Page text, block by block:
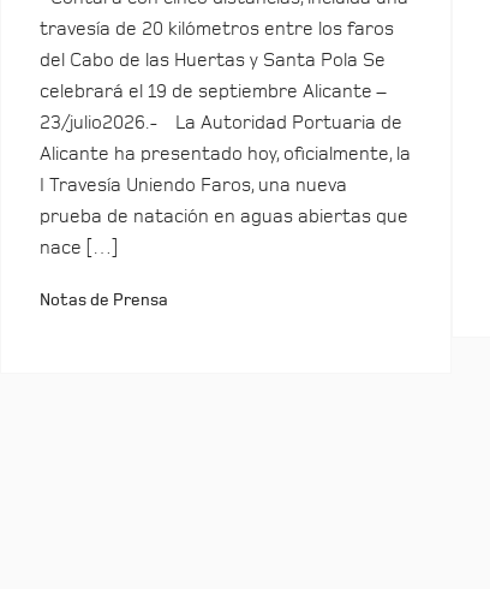
travesía de 20 kilómetros entre los faros
del Cabo de las Huertas y Santa Pola Se
celebrará el 19 de septiembre Alicante –
23/julio2026.- La Autoridad Portuaria de
Alicante ha presentado hoy, oficialmente, la
I Travesía Uniendo Faros, una nueva
prueba de natación en aguas abiertas que
nace […]
Notas de Prensa